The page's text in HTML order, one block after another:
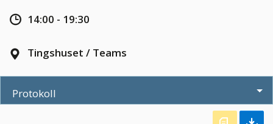
14:00 - 19:30
Tingshuset / Teams
Protokoll